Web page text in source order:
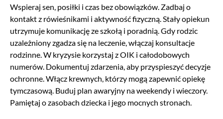
Wspieraj sen, posiłki i czas bez obowiązków. Zadbaj o
kontakt z rówieśnikami i aktywność fizyczną. Stały opiekun
utrzymuje komunikację ze szkołą i poradnią. Gdy rodzic
uzależniony zgadza się na leczenie, włączaj konsultacje
rodzinne. W kryzysie korzystaj z OIK i całodobowych
numerów. Dokumentuj zdarzenia, aby przyspieszyć decyzje
ochronne. Włącz krewnych, którzy mogą zapewnić opiekę
tymczasową. Buduj plan awaryjny na weekendy i wieczory.
Pamiętaj o zasobach dziecka i jego mocnych stronach.